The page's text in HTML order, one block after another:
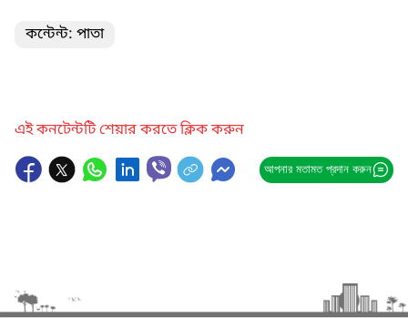
কন্টেন্ট: পাতা
এই কনটেন্টটি শেয়ার করতে ক্লিক করুন
আপনার মতামত প্রদান করুন